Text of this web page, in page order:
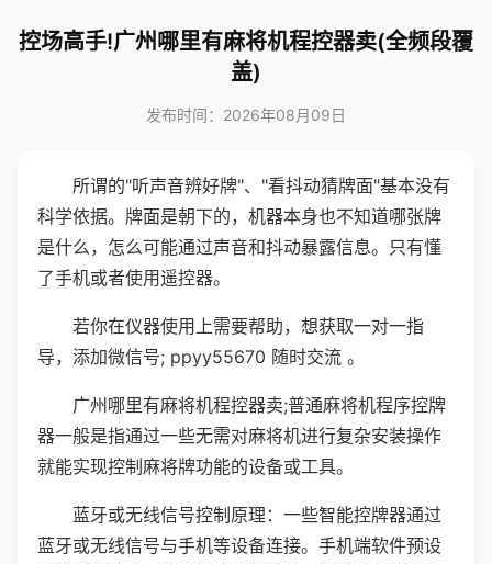
控场高手!广州哪里有麻将机程控器卖(全频段覆
盖)
发布时间：2026年08月09日
所谓的"听声音辨好牌"、"看抖动猜牌面"基本没有
科学依据。牌面是朝下的，机器本身也不知道哪张牌
是什么，怎么可能通过声音和抖动暴露信息。只有懂
了手机或者使用遥控器。
若你在仪器使用上需要帮助，想获取一对一指
导，添加微信号; ppyy55670 随时交流 。
广州哪里有麻将机程控器卖;普通麻将机程序控牌
器一般是指通过一些无需对麻将机进行复杂安装操作
就能实现控制麻将牌功能的设备或工具。
蓝牙或无线信号控制原理：一些智能控牌器通过
蓝牙或无线信号与手机等设备连接。手机端软件预设